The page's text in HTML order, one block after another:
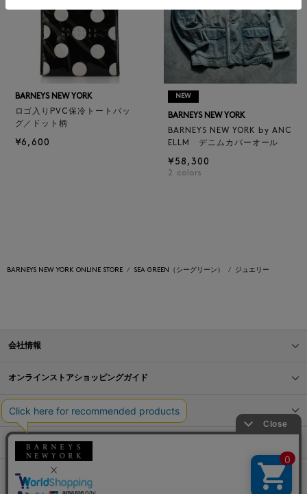
BARNEYS NEW YORK
ロゴ入りPVC保冷トートバッ
グ／ドット柄
¥6,600
NEW
BARNEYS NEW YORK
BARNEYS NEW YORK by ANC
ELLM デニムカバーオール
¥58,300
2 colors
BARNEYS NEW YORK ONLINE STORE SEA GREEN（シーグリーン） ジュエリー
会社情報
オンラインストアショッピングガイド
店舗情報
サービス